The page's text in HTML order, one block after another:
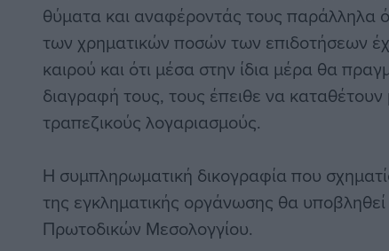
θύματα και αναφέροντάς τους παράλληλα
των χρηματικών ποσών των επιδοτήσεων
καιρού και ότι μέσα στην ίδια μέρα θα
διαγραφή τους, τους έπειθε να
τραπεζικούς λογαριασμούς.
Η συμπληρωματική δικογραφία που
της εγκληματικής οργάνωσης θα
Πρωτοδικών Μεσολογγίου.